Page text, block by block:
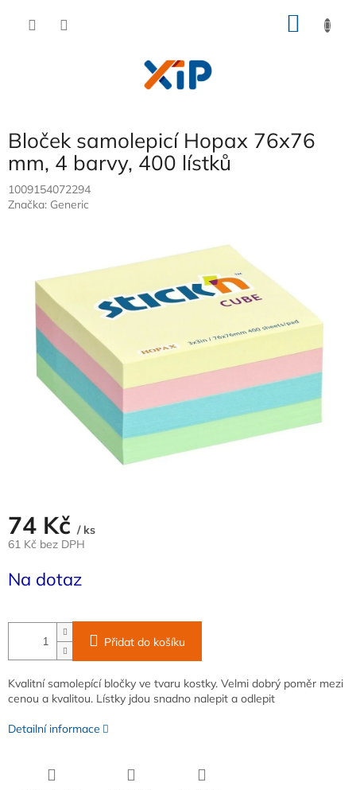
Bloček samolepicí Hopax 76x76
mm, 4 barvy, 400 lístků
1009154072294
Značka: Generic
74 Kč / ks
61 Kč bez DPH
cena:
Na dotaz
Přidat do košíku
Kvalitní samolepící bločky ve tvaru kostky. Velmi dobrý poměr mezi
cenou a kvalitou. Lístky jdou snadno nalepit a odlepit
Detailní informace